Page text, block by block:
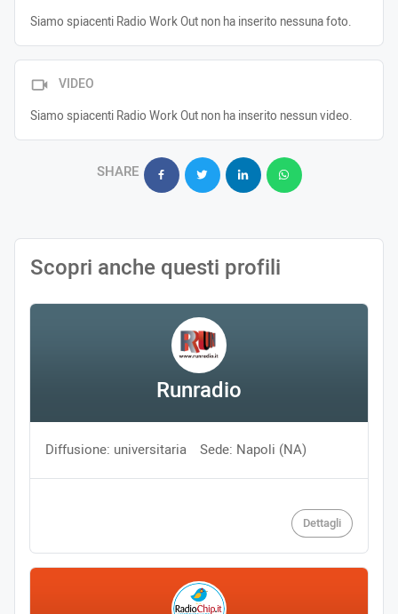
Siamo spiacenti Radio Work Out non ha inserito nessuna foto.
VIDEO
Siamo spiacenti Radio Work Out non ha inserito nessun video.
SHARE
Scopri anche questi profili
Runradio
Diffusione: universitaria Sede: Napoli (NA)
Dettagli